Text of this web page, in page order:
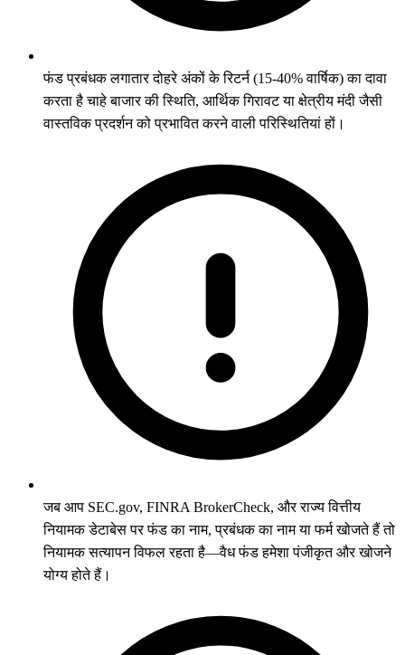
फंड प्रबंधक लगातार दोहरे अंकों के रिटर्न (15-40% वार्षिक) का दावा
करता है चाहे बाजार की स्थिति, आर्थिक गिरावट या क्षेत्रीय मंदी जैसी
वास्तविक प्रदर्शन को प्रभावित करने वाली परिस्थितियां हों।
जब आप SEC.gov, FINRA BrokerCheck, और राज्य वित्तीय
नियामक डेटाबेस पर फंड का नाम, प्रबंधक का नाम या फर्म खोजते हैं तो
नियामक सत्यापन विफल रहता है—वैध फंड हमेशा पंजीकृत और खोजने
योग्य होते हैं।